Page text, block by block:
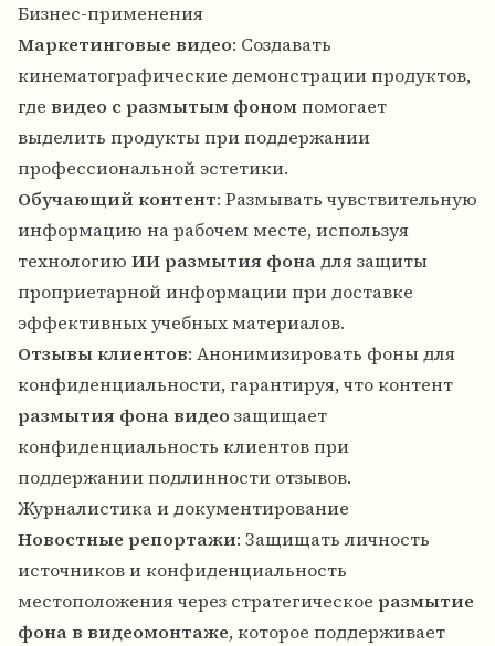
Бизнес-применения
Маркетинговые видео: Создавать
кинематографические демонстрации продуктов,
где видео с размытым фономпомогает
выделить продукты при поддержании
профессиональной эстетики.
Обучающий контент: Размывать чувствительную
информацию на рабочем месте, используя
технологию ИИ размытия фонадля защиты
проприетарной информации при доставке
эффективных учебных материалов.
Отзывы клиентов: Анонимизировать фоны для
конфиденциальности, гарантируя, что контент
размытия фона видео защищает
конфиденциальность клиентов при
поддержании подлинности отзывов.
Журналистика и документирование
Новостные репортажи: Защищать личность
источников и конфиденциальность
местоположения через стратегическое размытие
фона в видеомонтаже, которое поддерживает